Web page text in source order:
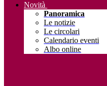
Novità
Panoramica
Le notizie
Le circolari
Calendario eventi
Albo online